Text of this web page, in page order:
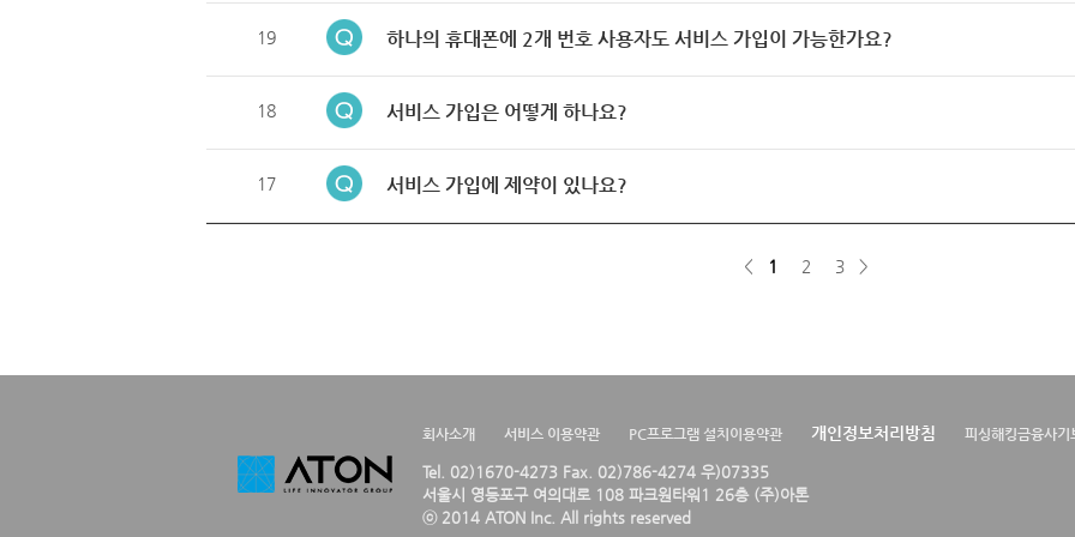
19 하나의 휴대폰에 2개 번호 사용자도 서비스 가입이 가능한가요?
18 서비스 가입은 어떻게 하나요?
17 서비스 가입에 제약이 있나요?
< 1 2 3 >
회사소개 서비스 이용약관 PC프로그램 설치이용약관 개인정보처리방침 피싱해킹금융사기
Tel. 02)1670-4273 Fax. 02)786-4274 우)07335
서울시 영등포구 여의대로 108 파크원타워1 26층 (주)아톤
ⓒ 2014 ATON Inc. All rights reserved